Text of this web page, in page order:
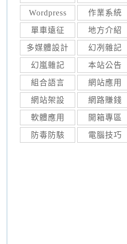
Wordpress 作業系統
單車遠征 地方介紹
多媒體設計 幻冽雜記
幻嵐雜記 本站公告
組合語言 網站應用
網站架設 網路賺錢
軟體應用 開箱專區
防毒防駭 電腦技巧